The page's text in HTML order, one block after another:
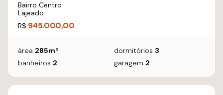
Bairro Centro
Lajeado
R$ 945.000,00
área 285m² dormitórios 3
banheiros 2 garagem 2